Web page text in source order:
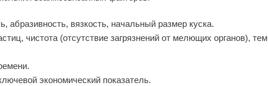
абразивность, вязкость, начальный размер куска.
чистота (отсутствие загрязнений от мелющих органов),
экономический показатель.